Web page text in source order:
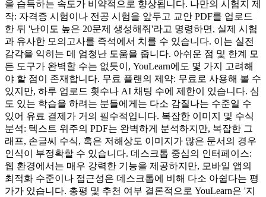
을 습득하는 속도가 비약적으로 향상됩니다. 나만의 시험지 제
작: 자격증 시험이나 전공 시험을 앞두고 교안 PDF를 업로드
한 뒤 '난이도 높은 20문제 생성해줘'라고 명령하면, 실제 시험
과 유사한 모의고사를 즉석에서 치를 수 있습니다. 이는 실전
감각을 익히는 데 엄청난 도움을 줍니다. 아쉬운 점 및 한계 모
든 도구가 완벽할 수는 없듯이, YouLearn에도 몇 가지 고려해
야 할 점이 존재합니다. 무료 플랜의 제약: 무료로 사용해 볼 수
있지만, 하루 업로드 횟수나 AI 채팅 수에 제한이 있습니다. 심
도 있는 학습을 하려는 분들에게는 다소 감질나는 수준일 수
있어 유료 결제가 거의 필수적입니다. 복잡한 이미지 및 수식
분석: 텍스트 위주의 PDF는 완벽하게 분석하지만, 복잡한 그
래프, 손글씨 수식, 혹은 저해상도 이미지가 많은 문서의 경우
인식이 부정확할 수 있습니다. 데스크톱 중심의 인터페이스:
웹 환경에서는 매우 강력한 기능을 제공하지만, 모바일 앱의
최적화 수준이나 접근성은 데스크톱에 비해 다소 아쉽다는 평
가가 있습니다. 총평 및 추천 여부 결론적으로 YouLearn은 '지